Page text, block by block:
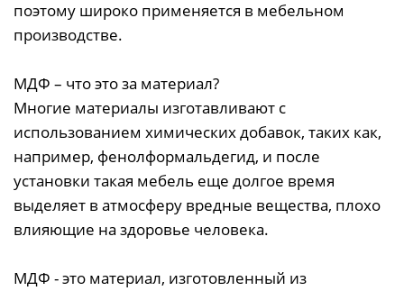
поэтому широко применяется в мебельном
производстве.
МДФ – что это за материал?
Многие материалы изготавливают с
использованием химических добавок, таких как,
например, фенолформальдегид, и после
установки такая мебель еще долгое время
выделяет в атмосферу вредные вещества, плохо
влияющие на здоровье человека.
МДФ - это материал, изготовленный из